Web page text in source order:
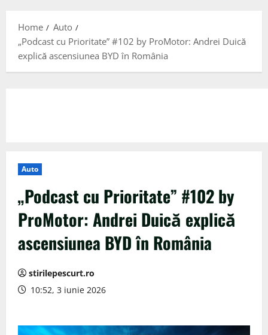
Home
Auto
„Podcast cu Prioritate” #102 by ProMotor: Andrei Duică
explică ascensiunea BYD în România
Auto
„Podcast cu Prioritate” #102 by
ProMotor: Andrei Duică explică
ascensiunea BYD în România
stirilepescurt.ro
10:52, 3 iunie 2026